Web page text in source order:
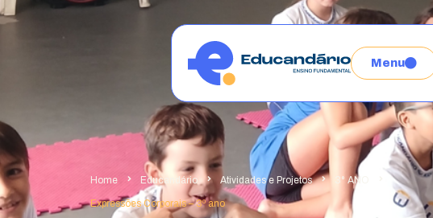
Menu
Home Educandário Atividades e Projetos 3° ANO
Expressões Corporais – 3º ano